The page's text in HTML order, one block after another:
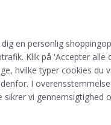
du skulle kigge på
bjerge. Men her
som en
1600 stykker! Det
solsystem. Venus er
I en masse om
en personlig
Klik på 'Accepter alle
hvilke typer cookies du
I
sikrer vi gennemsigtighed